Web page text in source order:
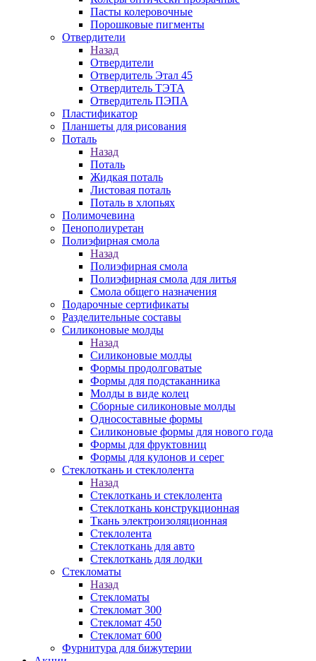
Пасты колеровочные
Порошковые пигменты
Отвердители
Назад
Отвердители
Отвердитель Этал 45
Отвердитель ТЭТА
Отвердитель ПЭПА
Пластификатор
Планшеты для рисования
Поталь
Назад
Поталь
Жидкая поталь
Листовая поталь
Поталь в хлопьях
Полимочевина
Пенополиуретан
Полиэфирная смола
Назад
Полиэфирная смола
Полиэфирная смола для литья
Смола общего назначения
Подарочные сертификаты
Разделительные составы
Силиконовые молды
Назад
Силиконовые молды
Формы продолговатые
Формы для подстаканника
Молды в виде колец
Сборные силиконовые молды
Односоставные формы
Силиконовые формы для нового года
Формы для фруктовниц
Формы для кулонов и серег
Стеклоткань и стеклолента
Назад
Стеклоткань и стеклолента
Стеклоткань конструкционная
Ткань электроизоляционная
Стеклолента
Стеклоткань для авто
Стеклоткань для лодки
Стекломаты
Назад
Стекломаты
Стекломат 300
Стекломат 450
Стекломат 600
Фурнитура для бижутерии